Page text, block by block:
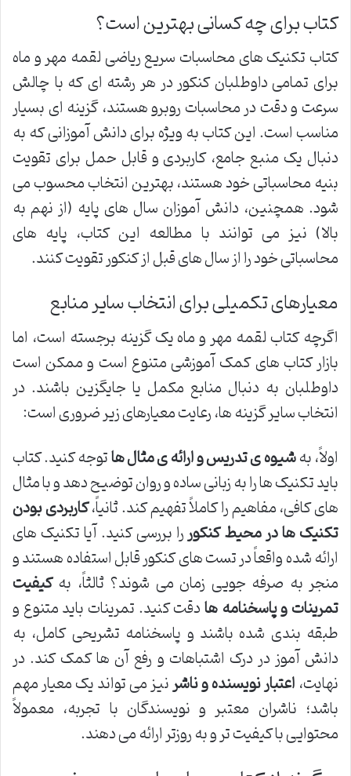
کتاب برای چه کسانی بهترین است؟
کتاب تکنیک های محاسبات سریع ریاضی لقمه مهر و ماه
برای تمامی داوطلبان کنکور در هر رشته ای که با چالش
سرعت و دقت در محاسبات روبرو هستند، گزینه ای بسیار
مناسب است. این کتاب به ویژه برای دانش آموزانی که به
دنبال یک منبع جامع، کاربردی و قابل حمل برای تقویت
بنیه محاسباتی خود هستند، بهترین انتخاب محسوب می
شود. همچنین، دانش آموزان سال های پایه (از نهم به
بالا) نیز می توانند با مطالعه این کتاب، پایه های
محاسباتی خود را از سال های قبل از کنکور تقویت کنند.
معیارهای تکمیلی برای انتخاب سایر منابع
اگرچه کتاب لقمه مهر و ماه یک گزینه برجسته است، اما
بازار کتاب های کمک آموزشی متنوع است و ممکن است
داوطلبان به دنبال منابع مکمل یا جایگزین باشند. در
انتخاب سایر گزینه ها، رعایت معیارهای زیر ضروری است:
اولاً، بهشیوه ی تدریس و ارائه ی مثال هاتوجه کنید. کتاب
باید تکنیک ها را به زبانی ساده و روان توضیح دهد و با مثال
های کافی، مفاهیم را کاملاً تفهیم کند. ثانیاً،کاربردی بودن
تکنیک ها در محیط کنکوررا بررسی کنید. آیا تکنیک های
ارائه شده واقعاً در تست های کنکور قابل استفاده هستند و
منجر به صرفه جویی زمان می شوند؟ ثالثاً، بهکیفیت
تمرینات و پاسخنامه هادقت کنید. تمرینات باید متنوع و
طبقه بندی شده باشند و پاسخنامه تشریحی کامل، به
دانش آموز در درک اشتباهات و رفع آن ها کمک کند. در
نهایت،اعتبار نویسنده و ناشرنیز می تواند یک معیار مهم
باشد؛ ناشران معتبر و نویسندگان با تجربه، معمولاً
محتوایی با کیفیت تر و به روزتر ارائه می دهند.